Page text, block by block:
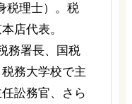
税理士）。税
店代表。
務署長、国税
務大学校で主
訟務官、さら